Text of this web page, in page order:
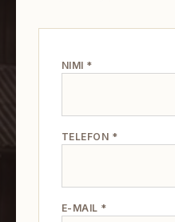
NIMI *
TELEFON *
E-MAIL *